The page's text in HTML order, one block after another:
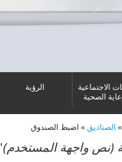
الاجتماعية
الصحية
الرؤية
» الصناديق » اضبط الصندوق
(نص واجهة المستخدم)'